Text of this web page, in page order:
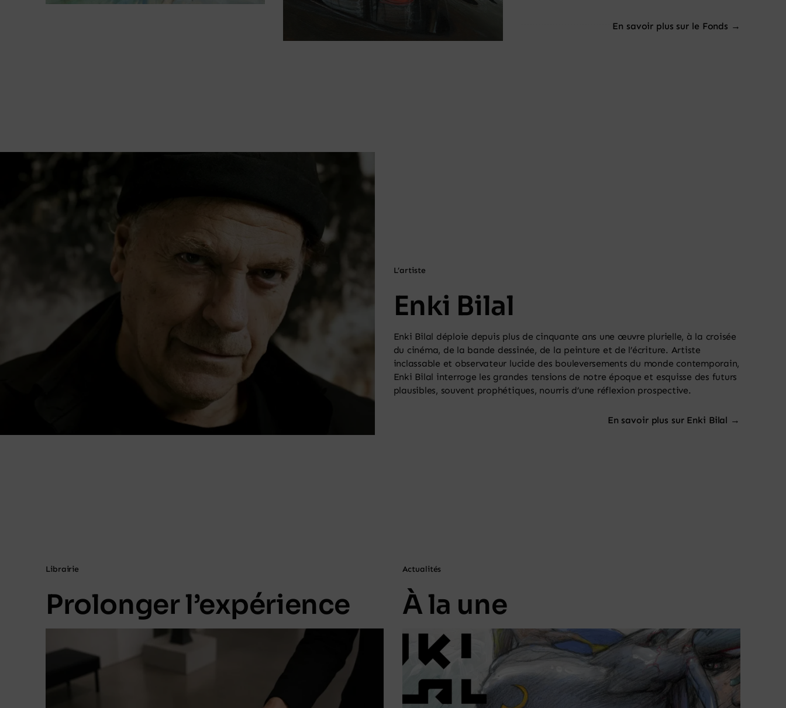
En savoir plus sur le Fonds →
L’artiste
Enki Bilal
Enki Bilal déploie depuis plus de cinquante ans une œuvre plurielle, à la croisée
du cinéma, de la bande dessinée, de la peinture et de l’écriture. Artiste
inclassable et observateur lucide des bouleversements du monde contemporain,
Enki Bilal interroge les grandes tensions de notre époque et esquisse des futurs
plausibles, souvent prophétiques, nourris d’une réflexion prospective.
En savoir plus sur Enki Bilal →
Librairie
Prolonger l’expérience
Actualités
À la une